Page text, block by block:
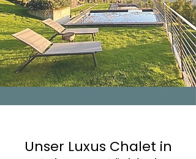
Unser Luxus Chalet in